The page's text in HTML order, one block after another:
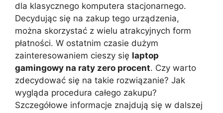
dla klasycznego komputera stacjonarnego.
Decydując się na zakup tego urządzenia,
można skorzystać z wielu atrakcyjnych form
płatności. W ostatnim czasie dużym
zainteresowaniem cieszy się laptop
gamingowy na raty zero procent. Czy warto
zdecydować się na takie rozwiązanie? Jak
wygląda procedura całego zakupu?
Szczegółowe informacje znajdują się w dalszej